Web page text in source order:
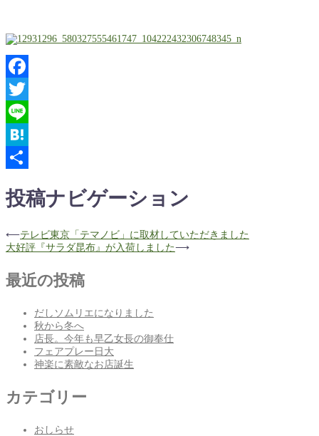
Facebook
Twitter
Line
Hatena
有
投稿ナビゲーション
⟵テレビ東京「テマノビ」に取材していただきました
大好評『サラダ昆布』が入荷しました⟶
最近の投稿
だしソムリエになりました
秋から冬へ
店長。今年も早乙女長の御奉仕
フェアプレー日大
神楽に素敵なお店誕生
カテゴリー
おしらせ